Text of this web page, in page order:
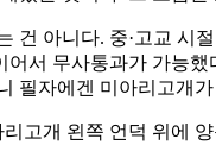
건 아니다. 중·고교
서 무사통과가 가능
필자에겐 미아리고개
고개 왼쪽 언덕 위에